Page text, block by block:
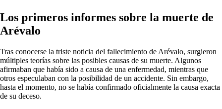
Los primeros informes sobre la muerte de
Arévalo
Tras conocerse la triste noticia del fallecimiento de Arévalo, surgieron
múltiples teorías sobre las posibles causas de su muerte. Algunos
afirmaban que había sido a causa de una enfermedad, mientras que
otros especulaban con la posibilidad de un accidente. Sin embargo,
hasta el momento, no se había confirmado oficialmente la causa exacta
de su deceso.